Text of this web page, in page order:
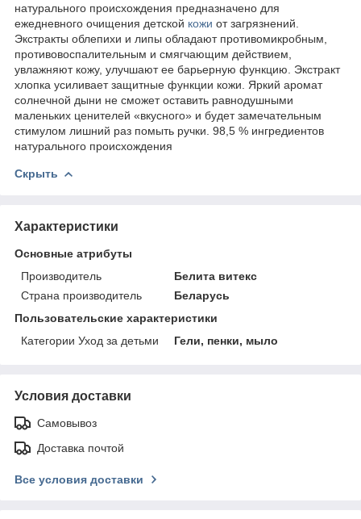
натурального происхождения предназначено для
ежедневного очищения детской кожи от загрязнений.
Экстракты облепихи и липы обладают противомикробным,
противовоспалительным и смягчающим действием,
увлажняют кожу, улучшают ее барьерную функцию. Экстракт
хлопка усиливает защитные функции кожи. Яркий аромат
солнечной дыни не сможет оставить равнодушными
маленьких ценителей «вкусного» и будет замечательным
стимулом лишний раз помыть ручки. 98,5 % ингредиентов
натурального происхождения
Скрыть
Характеристики
Основные атрибуты
Производитель
Белита витекс
Страна производитель
Беларусь
Пользовательские характеристики
Категории Уход за детьми
Гели, пенки, мыло
Условия доставки
Самовывоз
Доставка почтой
Все условия доставки